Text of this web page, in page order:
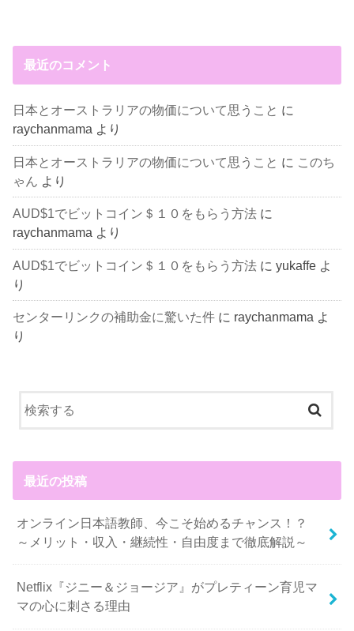
最近のコメント
日本とオーストラリアの物価について思うこと に
raychanmama より
日本とオーストラリアの物価について思うこと に このち
ゃん より
AUD$1でビットコイン＄１０をもらう方法 に
raychanmama より
AUD$1でビットコイン＄１０をもらう方法 にyukaffe よ
り
センターリンクの補助金に驚いた件 に raychanmama よ
り
最近の投稿
オンライン日本語教師、今こそ始めるチャンス！？
～メリット・収入・継続性・自由度まで徹底解説～
Netflix『ジニー＆ジョージア』がプレティーン育児マ
マの心に刺さる理由